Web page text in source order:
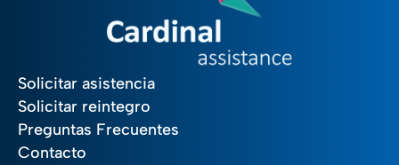
Solicitar asistencia
Solicitar reintegro
Preguntas Frecuentes
Contacto